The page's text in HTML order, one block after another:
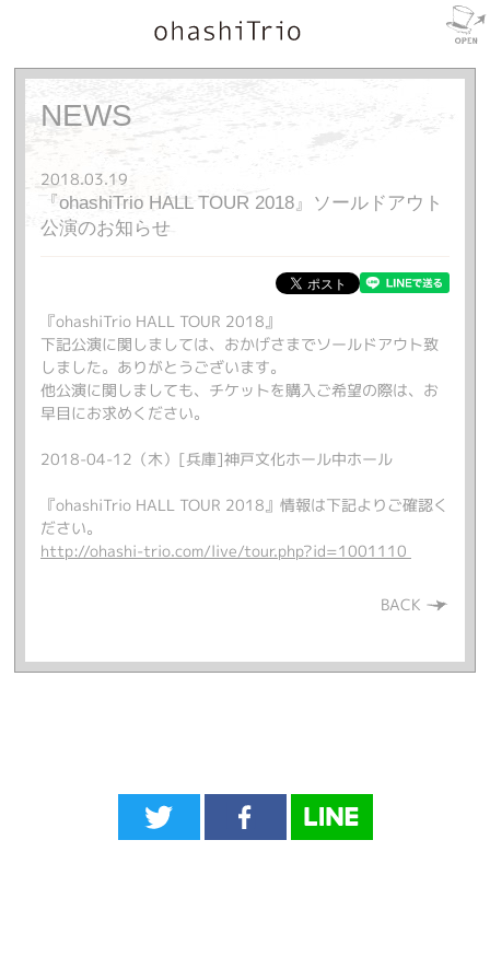
NEWS
2018.03.19
『ohashiTrio HALL TOUR 2018』ソールドアウト
公演のお知らせ
『ohashiTrio HALL TOUR 2018』
下記公演に関しましては、おかげさまでソールドアウト致
しました。ありがとうございます。
他公演に関しましても、チケットを購入ご希望の際は、お
早目にお求めください。
2018-04-12（木）[兵庫]神戸文化ホール中ホール
『ohashiTrio HALL TOUR 2018』情報は下記よりご確認く
ださい。
http://ohashi-trio.com/live/tour.php?id=1001110
BACK